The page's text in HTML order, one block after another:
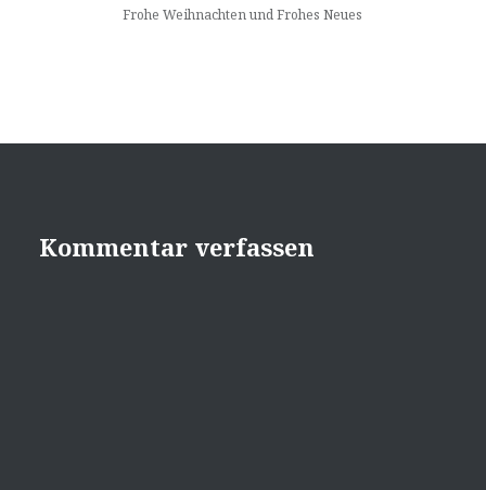
Frohe Weihnachten und Frohes Neues
Kommentar verfassen